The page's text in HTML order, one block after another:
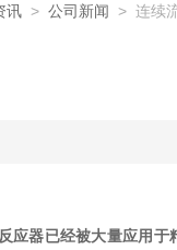
讯 > 公司新闻 > 连续
应器已经被大量应用